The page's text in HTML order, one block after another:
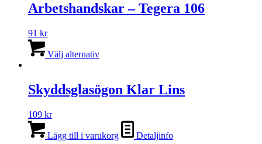
Arbetshandskar – Tegera 106
91 kr
Välj alternativhär
flera
varianter.
alternativen
kan
Skyddsglasögon Klar Lins
109 kr
Lägg till i varukorg Detaljinfo